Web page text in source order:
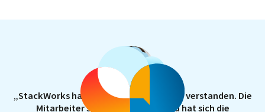
„StackWorks hat unsere Anforderungen verstanden. Die
Mitarbeiter sind kompetent. Dazu hat sich die